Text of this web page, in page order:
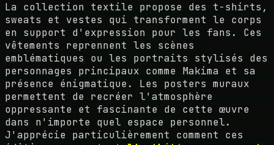
La collection textile propose des t-shirts,
sweats et vestes qui transforment le corps
en support d'expression pour les fans. Ces
vêtements reprennent les scènes
emblématiques ou les portraits stylisés des
personnages principaux comme Makima et sa
présence énigmatique. Les posters muraux
permettent de recréer l'atmosphère
oppressante et fascinante de cette œuvre
dans n'importe quel espace personnel.
J'apprécie particulièrement comment ces